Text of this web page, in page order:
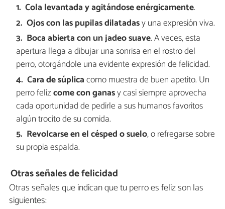
Cola levantada y agitándose enérgicamente.
Ojos con las pupilas dilatadasy una expresión viva.
Boca abierta con un jadeo suave. A veces, esta
apertura llega a dibujar una sonrisa en el rostro del
perro, otorgándole una evidente expresión de felicidad.
Cara de súplicacomo muestra de buen apetito. Un
perro felizcome con ganasy casi siempre aprovecha
cada oportunidad de pedirle a sus humanos favoritos
algún trocito de su comida.
Revolcarse en el césped o suelo, o refregarse sobre
su propia espalda.
Otras señales de felicidad
Otras señales que indican que tu perro es feliz son las
siguientes: